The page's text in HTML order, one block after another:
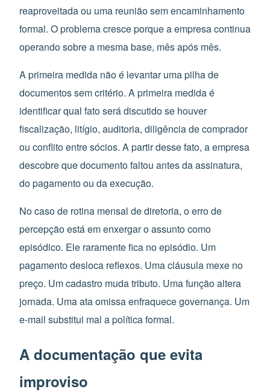
reaproveitada ou uma reunião sem encaminhamento
formal. O problema cresce porque a empresa continua
operando sobre a mesma base, mês após mês.
A primeira medida não é levantar uma pilha de
documentos sem critério. A primeira medida é
identificar qual fato será discutido se houver
fiscalização, litígio, auditoria, diligência de comprador
ou conflito entre sócios. A partir desse fato, a empresa
descobre que documento faltou antes da assinatura,
do pagamento ou da execução.
No caso de rotina mensal de diretoria, o erro de
percepção está em enxergar o assunto como
episódico. Ele raramente fica no episódio. Um
pagamento desloca reflexos. Uma cláusula mexe no
preço. Um cadastro muda tributo. Uma função altera
jornada. Uma ata omissa enfraquece governança. Um
e-mail substitui mal a política formal.
A documentação que evita
improviso